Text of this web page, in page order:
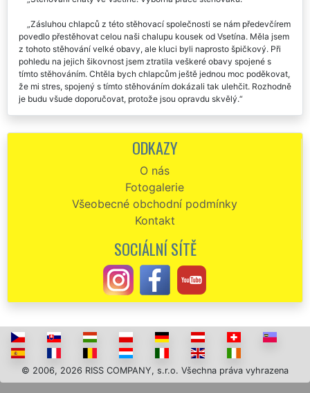
Zásluhou chlapců z této stěhovací společnosti se nám předevčírem
povedlo přestěhovat celou naši chalupu kousek od Vsetína. Měla jsem
z tohoto stěhování velké obavy, ale kluci byli naprosto špičkový. Při
pohledu na jejich šikovnost jsem ztratila veškeré obavy spojené s
tímto stěhováním. Chtěla bych chlapcům ještě jednou moc poděkovat,
že mi stres, spojený s tímto stěhováním dokázali tak ulehčit. Rozhodně
je budu všude doporučovat, protože jsou opravdu skvělý.
V neděli jsme zazimovaly a přestěhovali chatu ve Vsetíně. Pánům
ze společnosti extra by jsem chtěla poděkovat za jejich včasný
příjezd, profesionální přístup, a hlavně za špičkovou cenu za kterou
nás přestěhovali. Děkuju. Děkuju. Děkuju.
Objednání stěhování chaty ve Vsetíně přes webový objednávkový
formulář bylo velmi jednoduché a rychlé. Technici se mi ozvali během
0,5 hod. Samotné stěhování chaty proběhlo naprosto perfektně. Děkuji
Společnost EXTRA STĚHOVÁNÍ nám zajišťovala vystěhování nově
zakoupené zemědělské usedlosti ve Vsetíně. Profesionální a vřelý
přístup všech zaměstnanců této společnosti bych ohodnotil na
výbornou.
ODKAZY
O nás
Fotogalerie
Všeobecné obchodní podmínky
Kontakt
SOCIÁLNÍ SÍTĚ